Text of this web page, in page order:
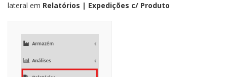
lateral em Relatórios | Expedições c/ Produto